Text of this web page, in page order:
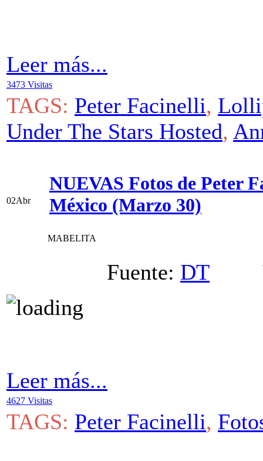
Leer más...
3473 Visitas
TAGS: Peter Facinelli,
Under The Stars Hosted,
02Abr
NUEVAS Fotos de Peter
México (Marzo 30)
MABELITA
Fuente: DT
Leer más...
4627 Visitas
TAGS: Peter Facinelli,